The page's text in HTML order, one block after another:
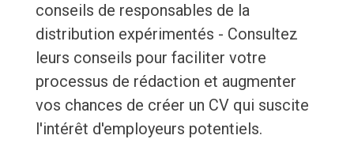
conseils de responsables de la
distribution expérimentés - Consultez
leurs conseils pour faciliter votre
processus de rédaction et augmenter
vos chances de créer un CV qui suscite
l'intérêt d'employeurs potentiels.